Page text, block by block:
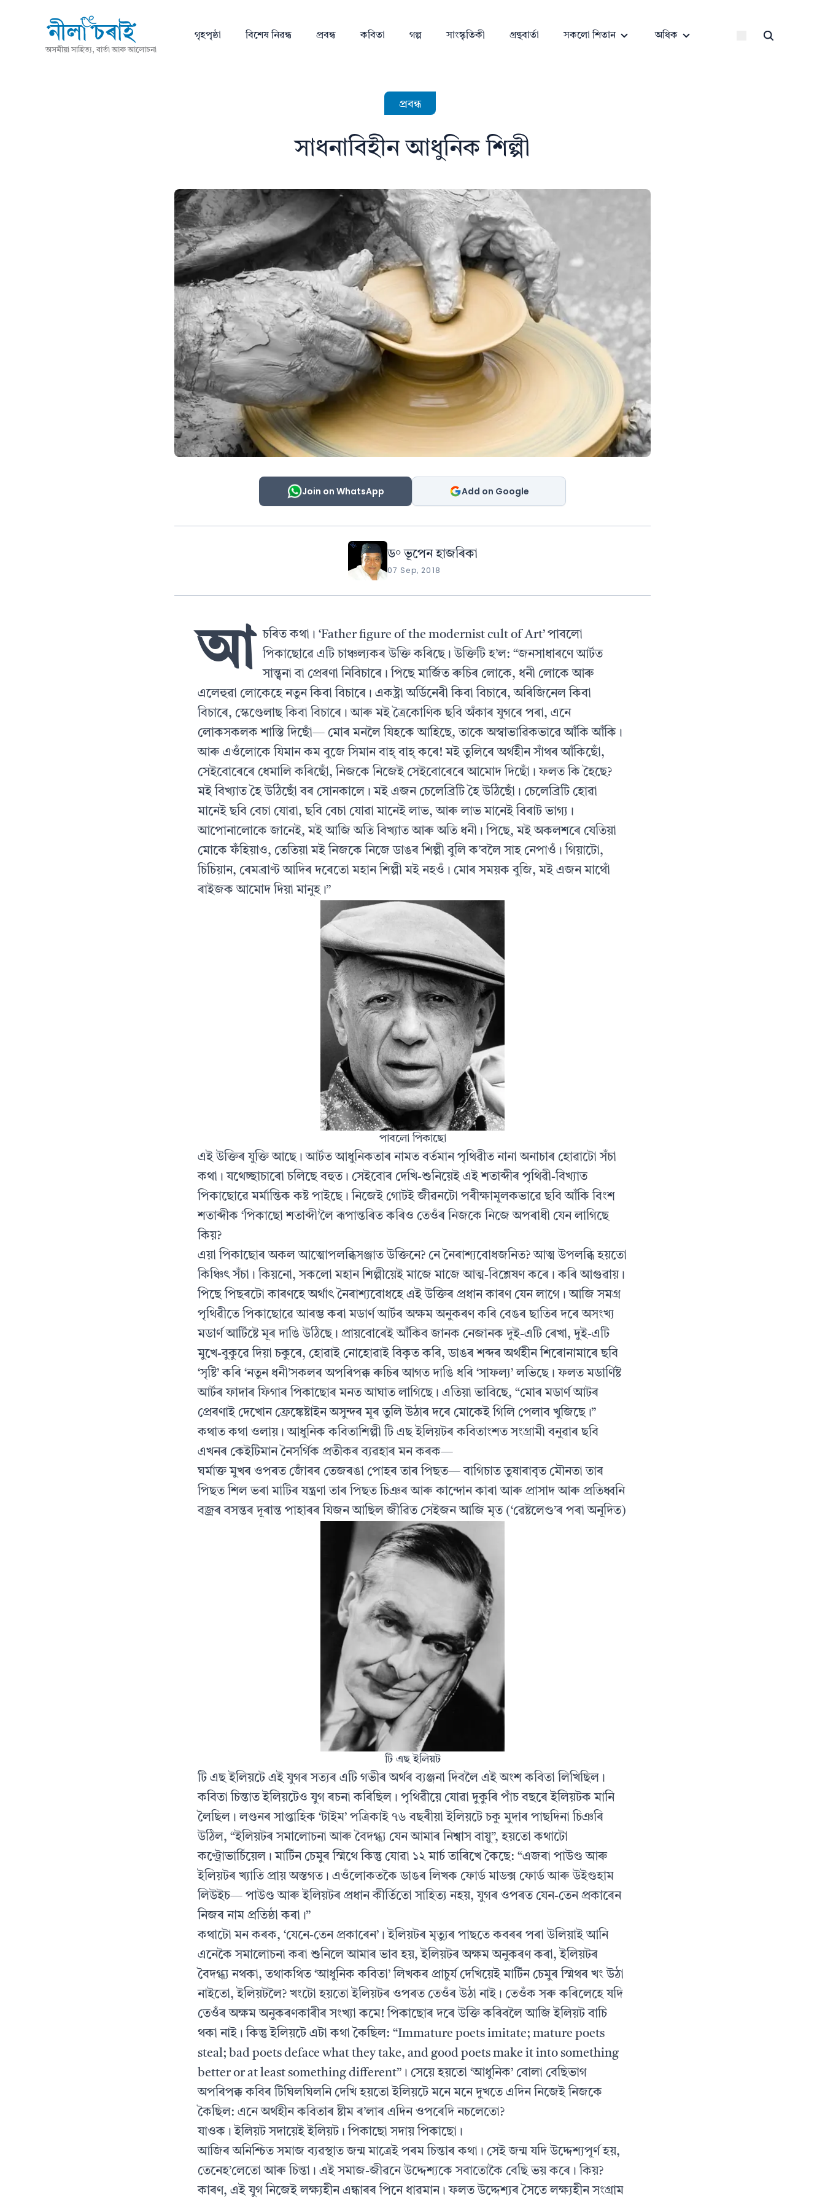
অসমীয়া সাহিত্য, বাৰ্তা আৰু আলোচনা
গৃহপৃষ্ঠা বিশেষ নিৱন্ধ প্ৰবন্ধ কবিতা গল্প সাংস্কৃতিকী গ্ৰন্থবাৰ্তা সকলো শিতান অধিক
প্ৰবন্ধ
সাধনাবিহীন আধুনিক শিল্পী
Join on WhatsApp Add on Google
ড° ভূপেন হাজৰিকা
07 Sep, 2018
আ
চৰিত কথা। ‘Father figure of the modernist cult of Art’ পাবলো
পিকাছোৱে এটি চাঞ্চল্যকৰ উক্তি কৰিছে। উক্তিটি হ’ল: “জনসাধাৰণে আৰ্টত
সান্ত্বনা বা প্ৰেৰণা নিবিচাৰে। পিছে মাৰ্জিত ৰুচিৰ লোকে, ধনী লোকে আৰু
এলেহুৱা লোকেহে নতুন কিবা বিচাৰে। একষ্ট্ৰা অৰ্ডিনেৰী কিবা বিচাৰে, অৰিজিনেল কিবা
বিচাৰে, স্কেণ্ডেলাছ কিবা বিচাৰে। আৰু মই ত্ৰৈকোণিক ছবি অঁকাৰ যুগৰে পৰা, এনে
লোকসকলক শাস্তি দিছোঁ— মোৰ মনলৈ যিহকে আহিছে, তাকে অস্বাভাৱিকভাৱে আঁকি আঁকি।
আৰু এওঁলোকে যিমান কম বুজে সিমান বাহ্ বাহ্ কৰে! মই তুলিৰে অৰ্থহীন সাঁথৰ আঁকিছোঁ,
সেইবোৰেৰে ধেমালি কৰিছোঁ, নিজকে নিজেই সেইবোৰেৰে আমোদ দিছোঁ। ফলত কি হৈছে?
মই বিখ্যাত হৈ উঠিছোঁ বৰ সোনকালে। মই এজন চেলেব্ৰিটি হৈ উঠিছোঁ। চেলেব্ৰিটি হোৱা
মানেই ছবি বেচা যোৱা, ছবি বেচা যোৱা মানেই লাভ, আৰু লাভ মানেই বিৰাট ভাগ্য।
আপোনালোকে জানেই, মই আজি অতি বিখ্যাত আৰু অতি ধনী। পিছে, মই অকলশৰে যেতিয়া
মোকে ফঁহিয়াও, তেতিয়া মই নিজকে নিজে ডাঙৰ শিল্পী বুলি ক’বলৈ সাহ নেপাওঁ। গিয়াটো,
চিচিয়ান, ৰেমব্ৰাণ্ট আদিৰ দৰেতো মহান শিল্পী মই নহওঁ। মোৰ সময়ক বুজি, মই এজন মাথোঁ
ৰাইজক আমোদ দিয়া মানুহ।”
পাবলো পিকাছো
এই উক্তিৰ যুক্তি আছে। আৰ্টত আধুনিকতাৰ নামত বর্তমান পৃথিৱীত নানা অনাচাৰ হোৱাটো সঁচা
কথা। যথেচ্ছাচাৰো চলিছে বহুত। সেইবোৰ দেখি-শুনিয়েই এই শতাব্দীৰ পৃথিৱী-বিখ্যাত
পিকাছোৱে মর্মান্তিক কষ্ট পাইছে। নিজেই গোটই জীৱনটো পৰীক্ষামূলকভাৱে ছবি আঁকি বিংশ
শতাব্দীক ‘পিকাছো শতাব্দী’লৈ ৰূপান্তৰিত কৰিও তেওঁৰ নিজকে নিজে অপৰাধী যেন লাগিছে
কিয়?
এয়া পিকাছোৰ অকল আত্মোপলব্ধিসঞ্জাত উক্তিনে? নে নৈৰাশ্যবোধজনিত? আত্ম উপলব্ধি হয়তো
কিঞ্চিৎ সঁচা। কিয়নো, সকলো মহান শিল্পীয়েই মাজে মাজে আত্ম-বিশ্লেষণ কৰে। কৰি আগুৱায়।
পিছে পিছৰটো কাৰণহে অর্থাৎ নৈৰাশ্যবোধহে এই উক্তিৰ প্ৰধান কাৰণ যেন লাগে। আজি সমগ্র
পৃথিৱীতে পিকাছোৱে আৰম্ভ কৰা মডার্ণ আৰ্টৰ অক্ষম অনুকৰণ কৰি বেঙৰ ছাতিৰ দৰে অসংখ্য
মডার্ণ আৰ্টিষ্টে মূৰ দাঙি উঠিছে। প্রায়বোৰেই আঁকিব জানক নেজানক দুই-এটি ৰেখা, দুই-এটি
মুখে-বুকুৱে দিয়া চকুৰে, হোৱাই নোহোৱাই বিকৃত কৰি, ডাঙৰ শব্দৰ অর্থহীন শিৰোনামাৰে ছবি
‘সৃষ্টি’ কৰি ‘নতুন ধনী’সকলৰ অপৰিপক্ক ৰুচিৰ আগত দাঙি ধৰি ‘সাফল্য’ লভিছে। ফলত মডাৰ্ণিষ্ট
আৰ্টৰ ফাদাৰ ফিগাৰ পিকাছোৰ মনত আঘাত লাগিছে। এতিয়া ভাবিছে, “মোৰ মডার্ণ আটৰ
প্ৰেৰণাই দেখোন ফ্রেঙ্কেষ্টাইন অসুন্দৰ মূৰ তুলি উঠাৰ দৰে মোকেই গিলি পেলাব খুজিছে।”
কথাত কথা ওলায়। আধুনিক কবিতাশিল্পী টি এছ ইলিয়টৰ কবিতাংশত সংগ্রামী বনুৱাৰ ছবি
এখনৰ কেইটিমান নৈসর্গিক প্ৰতীকৰ ব্যৱহাৰ মন কৰক—
ঘর্মাক্ত মুখৰ ওপৰত জোঁৰৰ তেজৰঙা পোহৰ তাৰ পিছত— বাগিচাত তুষাৰাবৃত মৌনতা তাৰ
পিছত শিল ভৰা মাটিৰ যন্ত্রণা তাৰ পিছত চিঞৰ আৰু কান্দোন কাৰা আৰু প্রাসাদ আৰু প্ৰতিধ্বনি
বজ্ৰৰ বসন্তৰ দূৰান্ত পাহাৰৰ যিজন আছিল জীৱিত সেইজন আজি মৃত (‘ৱেষ্টলেণ্ড’ৰ পৰা অনূদিত)
টি এছ ইলিয়ট
টি এছ ইলিয়টে এই যুগৰ সত্যৰ এটি গভীৰ অর্থৰ ব্যঞ্জনা দিবলৈ এই অংশ কবিতা লিখিছিল।
কবিতা চিন্তাত ইলিয়টেও যুগ ৰচনা কৰিছিল। পৃথিৱীয়ে যোৱা দুকুৰি পাঁচ বছৰে ইলিয়টক মানি
লৈছিল। লণ্ডনৰ সাপ্তাহিক ‘টাইম’ পত্রিকাই ৭৬ বছৰীয়া ইলিয়টে চকু মুদাৰ পাছদিনা চিঞৰি
উঠিল, “ইলিয়টৰ সমালোচনা আৰু বৈদগ্ধ্য যেন আমাৰ নিশ্বাস বায়ু”, হয়তো কথাটো
কণ্ট্ৰোভাৰ্চিয়েল। মাৰ্টিন চেমুৰ স্মিথে কিন্তু যোৱা ১২ মাৰ্চ তাৰিখে কৈছে: “এজৰা পাউণ্ড আৰু
ইলিয়টৰ খ্যাতি প্রায় অস্তগত। এওঁলোকতকৈ ডাঙৰ লিখক ফোর্ড মাডক্স ফোর্ড আৰু উইণ্ডহাম
লিউইচ— পাউণ্ড আৰু ইলিয়টৰ প্রধান কীর্তিতো সাহিত্য নহয়, যুগৰ ওপৰত যেন-তেন প্রকাৰেন
নিজৰ নাম প্রতিষ্ঠা কৰা।”
কথাটো মন কৰক, ‘যেনে-তেন প্রকাৰেন’। ইলিয়টৰ মৃত্যুৰ পাছতে কবৰৰ পৰা উলিয়াই আনি
এনেকৈ সমালোচনা কৰা শুনিলে আমাৰ ভাব হয়, ইলিয়টৰ অক্ষম অনুকৰণ কৰা, ইলিয়টৰ
বৈদগ্ধ্য নথকা, তথাকথিত ‘আধুনিক কবিতা’ লিখকৰ প্রাচুর্য দেখিয়েই মাৰ্টিন চেমুৰ স্মিথৰ খং উঠা
নাইতো, ইলিয়টলৈ? খংটো হয়তো ইলিয়টৰ ওপৰত তেওঁৰ উঠা নাই। তেওঁক সৰু কৰিলেহে যদি
তেওঁৰ অক্ষম অনুকৰণকাৰীৰ সংখ্যা কমে! পিকাছোৰ দৰে উক্তি কৰিবলৈ আজি ইলিয়ট বাচি
থকা নাই। কিন্তু ইলিয়টে এটা কথা কৈছিল: “Immature poets imitate; mature poets
steal; bad poets deface what they take, and good poets make it into something
better or at least something different”। সেয়ে হয়তো ‘আধুনিক’ বোলা বেছিভাগ
অপৰিপক্ক কবিৰ টিঘিলঘিলনি দেখি হয়তো ইলিয়টে মনে মনে দুখতে এদিন নিজেই নিজকে
কৈছিল: এনে অর্থহীন কবিতাৰ ষ্টীম ৰ’লাৰ এদিন ওপৰেদি নচলেতো?
যাওক। ইলিয়ট সদায়েই ইলিয়ট। পিকাছো সদায় পিকাছো।
আজিৰ অনিশ্চিত সমাজ ব্যৱস্থাত জন্ম মাত্রেই পৰম চিন্তাৰ কথা। সেই জন্ম যদি উদ্দেশ্যপূর্ণ হয়,
তেনেহ’লেতো আৰু চিন্তা। এই সমাজ-জীৱনে উদ্দেশ্যকে সবাতোকৈ বেছি ভয় কৰে। কিয়?
কাৰণ, এই যুগ নিজেই লক্ষ্যহীন এন্ধাৰৰ পিনে ধাৱমান। ফলত উদ্দেশ্যৰ সৈতে লক্ষ্যহীন সংগ্রাম